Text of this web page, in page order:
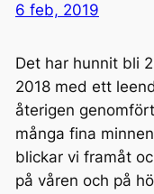
6 feb, 2019
Det har hunnit bli
2018 med ett
återigen
många fina
blickar vi framåt
på våren och på